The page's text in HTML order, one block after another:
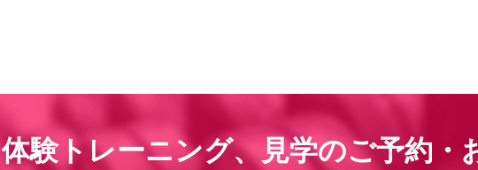
体験トレーニング、見学のご予約・